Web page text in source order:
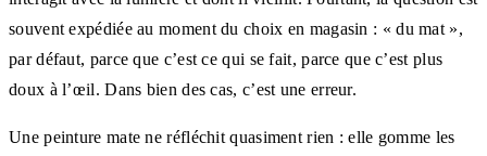
souvent expédiée au moment du choix en magasin : « du mat »,
par défaut, parce que c’est ce qui se fait, parce que c’est plus
doux à l’œil. Dans bien des cas, c’est une erreur.
Une peinture mate ne réfléchit quasiment rien : elle gomme les